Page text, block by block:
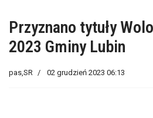
Przyznano tytuły
2023 Gminy Lubin
pas,SR 02 grudzień 2023 06:13